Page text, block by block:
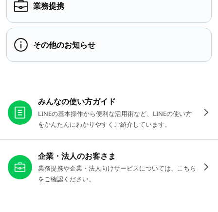
業務提携
その他のお知らせ
みんなの使い方ガイド
LINEの基本操作から便利な活用術など、LINEの使い方
をかんたんにわかりやすくご紹介しています。
企業・法人のお客さま
業務提携や企業・法人向けサービスについては、こちら
をご確認ください。